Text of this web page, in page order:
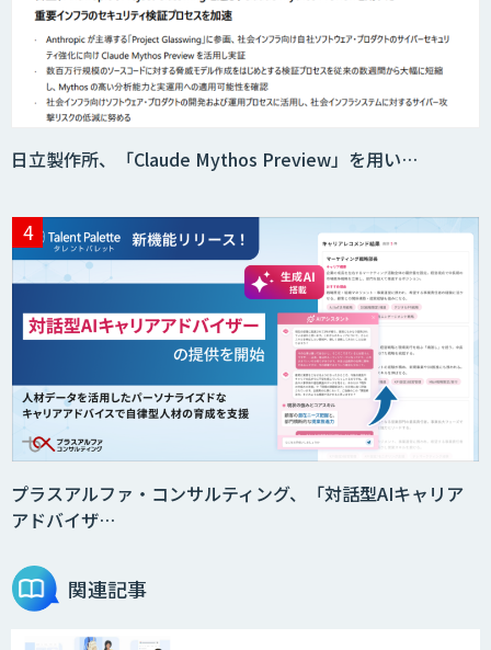
日立製作所、「Claude Mythos Preview」を用い…
プラスアルファ・コンサルティング、「対話型AIキャリア
アドバイザ…
関連記事